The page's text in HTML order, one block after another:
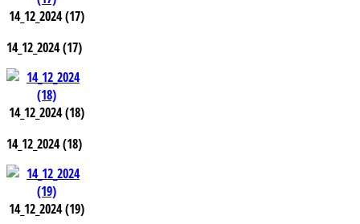
14_12_2024 (17)
14_12_2024 (17)
14_12_2024 (18)
14_12_2024 (18)
14_12_2024 (19)